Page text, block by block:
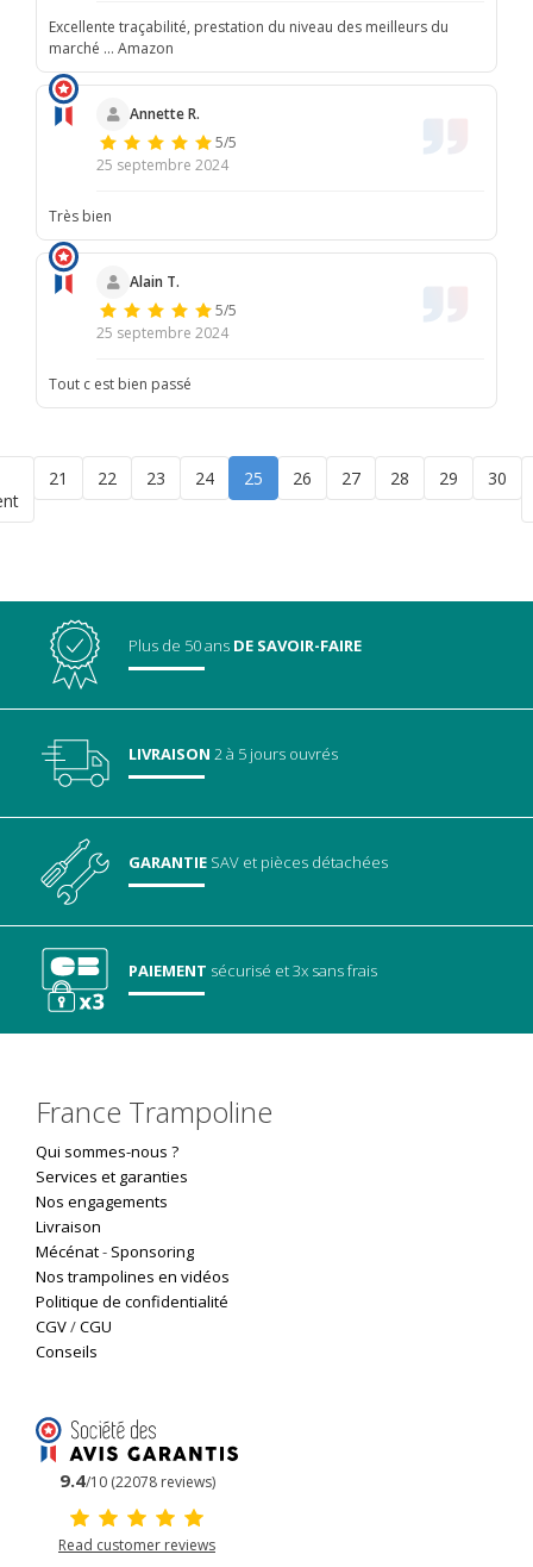
Excellente traçabilité, prestation du niveau des meilleurs du
marché … Amazon
Annette R.
5/5
25 septembre 2024
Très bien
Alain T.
5/5
25 septembre 2024
Tout c est bien passé
21 22 23 24 25 26 27 28 29 30
Plus de 50 ans DE SAVOIR-FAIRE
LIVRAISON 2 à 5 jours ouvrés
GARANTIE SAV et pièces détachées
PAIEMENT sécurisé et 3x sans frais
France Trampoline
Qui sommes-nous ?
Services et garanties
Nos engagements
Livraison
Mécénat- Sponsoring
Nos trampolines en vidéos
Politique de confidentialité
CGV/CGU
Conseils
9.4/10 (22078 reviews)
Read customer reviews